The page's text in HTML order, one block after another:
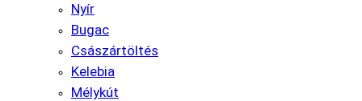
Nyír
Bugac
Császártöltés
Kelebia
Mélykút